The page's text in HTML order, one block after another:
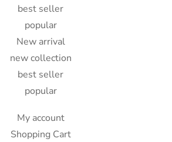
best seller
popular
New arrival
new collection
best seller
popular
My account
Shopping Cart